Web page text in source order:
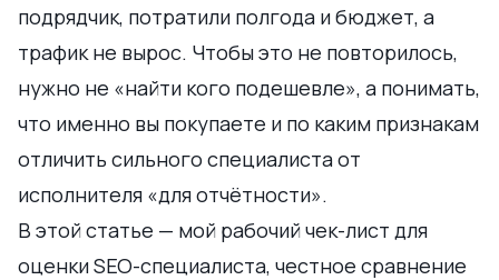
подрядчик, потратили полгода и бюджет, а
трафик не вырос. Чтобы это не повторилось,
нужно не «найти кого подешевле», а понимать,
что именно вы покупаете и по каким признакам
отличить сильного специалиста от
исполнителя «для отчётности».
В этой статье — мой рабочий чек-лист для
оценки SEO-специалиста, честное сравнение